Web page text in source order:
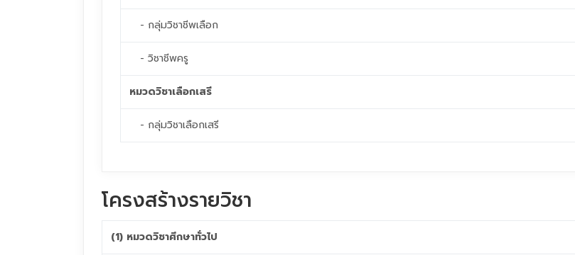
- กลุ่มวิชาชีพเลือก
- วิชาชีพครู
หมวดวิชาเลือกเสรี
- กลุ่มวิชาเลือกเสรี
โครงสร้างรายวิชา
(1) หมวดวิชาศึกษาทั่วไป